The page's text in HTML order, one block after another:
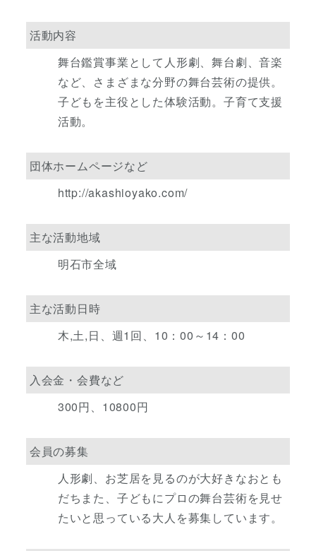
活動内容
舞台鑑賞事業として人形劇、舞台劇、音楽
など、さまざまな分野の舞台芸術の提供。
子どもを主役とした体験活動。子育て支援
活動。
団体ホームページなど
http://akashioyako.com/
主な活動地域
明石市全域
主な活動日時
木,土,日、週1回、10：00～14：00
入会金・会費など
300円、10800円
会員の募集
人形劇、お芝居を見るのが大好きなおとも
だちまた、子どもにプロの舞台芸術を見せ
たいと思っている大人を募集しています。